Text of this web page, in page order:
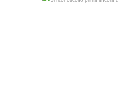
Ci sono istanti che non